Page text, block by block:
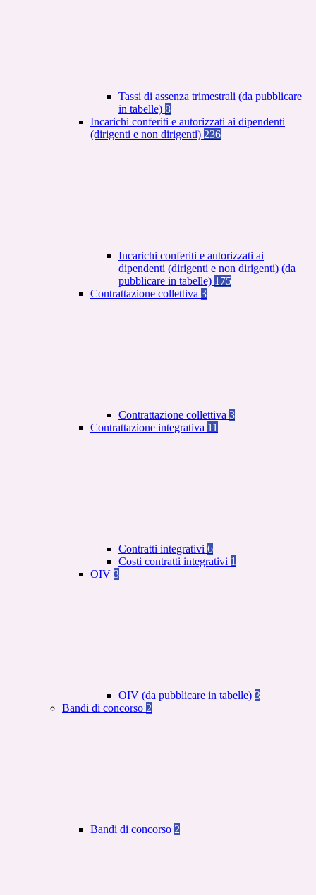
Tassi di assenza trimestrali (da pubblicare
in tabelle) 8
Incarichi conferiti e autorizzati ai dipendenti
(dirigenti e non dirigenti) 236
Incarichi conferiti e autorizzati ai
dipendenti (dirigenti e non dirigenti) (da
pubblicare in tabelle) 175
Contrattazione collettiva 3
Contrattazione collettiva 3
Contrattazione integrativa 11
Contratti integrativi 6
Costi contratti integrativi 1
OIV 3
OIV (da pubblicare in tabelle) 3
Bandi di concorso 2
Bandi di concorso 2